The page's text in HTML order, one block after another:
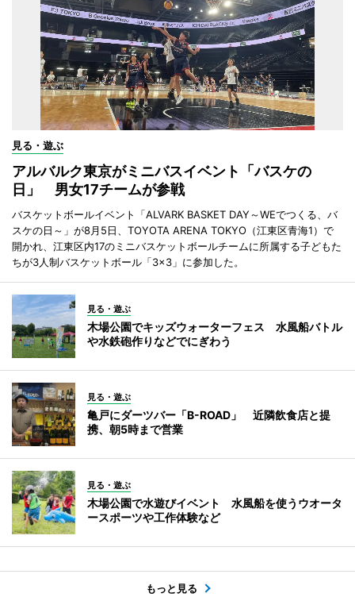
見る・遊ぶ
アルバルク東京がミニバスイベント「バスケの
日」 男女17チームが参戦
バスケットボールイベント「ALVARK BASKET DAY～WEでつくる、バ
スケの日～」が8月5日、TOYOTA ARENA TOKYO（江東区青海1）で
開かれ、江東区内17のミニバスケットボールチームに所属する子どもた
ちが3人制バスケットボール「3×3」に参加した。
見る・遊ぶ
木場公園でキッズウォーターフェス 水風船バトル
や水鉄砲作りなどでにぎわう
見る・遊ぶ
亀戸にダーツバー「B-ROAD」 近隣飲食店と提
携、朝5時まで営業
見る・遊ぶ
木場公園で水遊びイベント 水風船を使うウオータ
ースポーツや工作体験など
もっと見る